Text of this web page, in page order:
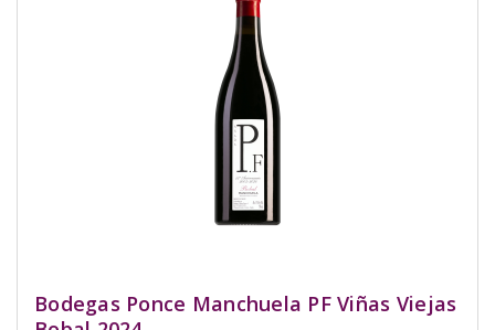
Bodegas Ponce Manchuela PF Viñas Viejas